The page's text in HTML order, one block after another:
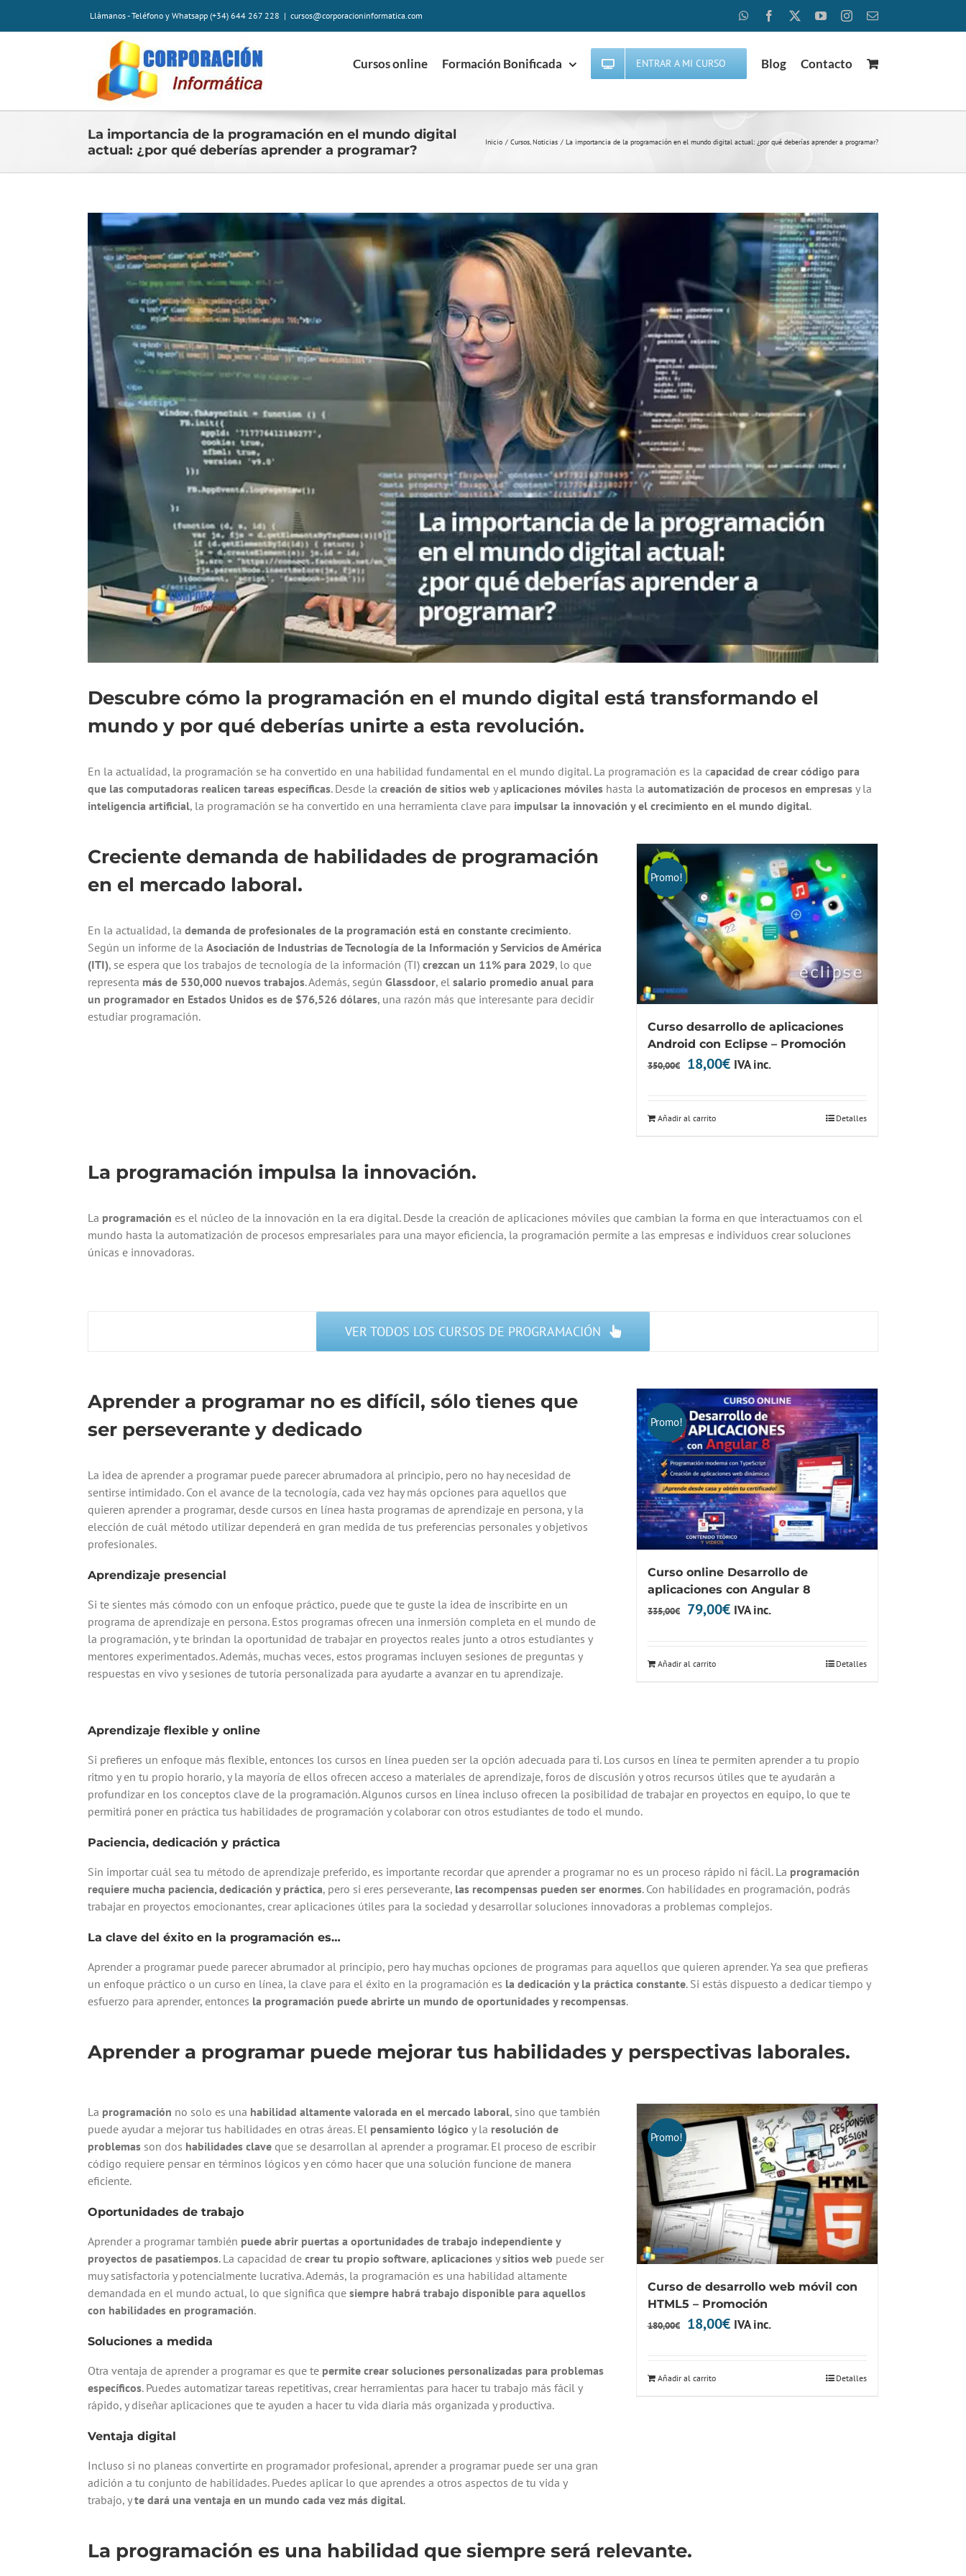
Llámanos - Teléfono y Whatsapp (+34) 644 267 228 | cursos@corporacioninformatica.com WhatsAppFacebook YouTubeInstagramCorreo
Cursos online Formación Bonificada ENTRAR A MI CURSO Blog Contacto
La importancia de la programación en el mundo digital
actual: ¿por qué deberías aprender a programar?
Inicio Cursos Noticias La importancia de la programación en el mundo digital actual: ¿por qué deberías aprender a programar?
Ver
imagen
más
grande
Descubre cómo la programación en el mundo digital está transformando el
mundo y por qué deberías unirte a esta revolución.
En la actualidad, la programación se ha convertido en una habilidad fundamental en el mundo digital. La programación es la capacidad de crear código para
que las computadoras realicen tareas específicas. Desde la creación de sitios web yaplicaciones móvileshasta la automatización de procesos en empresasy la
inteligencia artificial, la programación se ha convertido en una herramienta clave para impulsar la innovación y el crecimiento en el mundo digital.
Creciente demanda de habilidades de programación
en el mercado laboral.
En la actualidad, la demanda de profesionales de la programación está en constante crecimiento.
Según un informe de la Asociación de Industrias de Tecnología de la Información y Servicios de América
(ITI), se espera que los trabajos de tecnología de la información (TI) crezcan un 11% para 2029, lo que
representa más de 530,000 nuevos trabajos. Además, según Glassdoor, el salario promedio anual para
un programador en Estados Unidos es de $76,526 dólares, una razón más que interesante para decidir
estudiar programación.
Promo!
Curso desarrollo de aplicaciones
Android con Eclipse – Promoción
350,00€
El
era:
18,00€ElIVA inc.
Añadir al carrito Detalles
La programación impulsa la innovación.
La programación es el núcleo de la innovación en la era digital. Desde la creación de aplicaciones móviles que cambian la forma en que interactuamos con el
mundo hasta la automatización de procesos empresariales para una mayor eficiencia, la programación permite a las empresas e individuos crear soluciones
únicas e innovadoras.
VER TODOS LOS CURSOS DE PROGRAMACIÓN
Aprender a programar no es difícil, sólo tienes que
ser perseverante y dedicado
La idea de aprender a programar puede parecer abrumadora al principio, pero no hay necesidad de
sentirse intimidado. Con el avance de la tecnología, cada vez hay más opciones para aquellos que
quieren aprender a programar, desde cursos en línea hasta programas de aprendizaje en persona, y la
elección de cuál método utilizar dependerá en gran medida de tus preferencias personales y objetivos
profesionales.
Aprendizaje presencial
Si te sientes más cómodo con un enfoque práctico, puede que te guste la idea de inscribirte en un
programa de aprendizaje en persona. Estos programas ofrecen una inmersión completa en el mundo de
la programación, y te brindan la oportunidad de trabajar en proyectos reales junto a otros estudiantes y
mentores experimentados. Además, muchas veces, estos programas incluyen sesiones de preguntas y
respuestas en vivo y sesiones de tutoría personalizada para ayudarte a avanzar en tu aprendizaje.
Promo!
Curso online Desarrollo de
aplicaciones con Angular 8
335,00€
El
era:
79,00€ElIVA inc.
Añadir al carrito Detalles
Aprendizaje flexible y online
Si prefieres un enfoque más flexible, entonces los cursos en línea pueden ser la opción adecuada para ti. Los cursos en línea te permiten aprender a tu propio
ritmo y en tu propio horario, y la mayoría de ellos ofrecen acceso a materiales de aprendizaje, foros de discusión y otros recursos útiles que te ayudarán a
profundizar en los conceptos clave de la programación. Algunos cursos en línea incluso ofrecen la posibilidad de trabajar en proyectos en equipo, lo que te
permitirá poner en práctica tus habilidades de programación y colaborar con otros estudiantes de todo el mundo.
Paciencia, dedicación y práctica
Sin importar cuál sea tu método de aprendizaje preferido, es importante recordar que aprender a programar no es un proceso rápido ni fácil. La programación
requiere mucha paciencia, dedicación y práctica, pero si eres perseverante, las recompensas pueden ser enormes. Con habilidades en programación, podrás
trabajar en proyectos emocionantes, crear aplicaciones útiles para la sociedad y desarrollar soluciones innovadoras a problemas complejos.
La clave del éxito en la programación es…
Aprender a programar puede parecer abrumador al principio, pero hay muchas opciones de programas para aquellos que quieren aprender. Ya sea que prefieras
un enfoque práctico o un curso en línea, la clave para el éxito en la programación es la dedicación y la práctica constante. Si estás dispuesto a dedicar tiempo y
esfuerzo para aprender, entonces la programación puede abrirte un mundo de oportunidades y recompensas.
Aprender a programar puede mejorar tus habilidades y perspectivas laborales.
La programación no solo es una habilidad altamente valorada en el mercado laboral, sino que también
puede ayudar a mejorar tus habilidades en otras áreas. El pensamiento lógico y la resolución de
problemasson dos habilidades claveque se desarrollan al aprender a programar. El proceso de escribir
código requiere pensar en términos lógicos y en cómo hacer que una solución funcione de manera
eficiente.
Oportunidades de trabajo
Aprender a programar también puede abrir puertas a oportunidades de trabajo independiente y
proyectos de pasatiempos. La capacidad de crear tu propio software, aplicacionesysitios web puede ser
muy satisfactoria y potencialmente lucrativa. Además, la programación es una habilidad altamente
demandada en el mundo actual, lo que significa que siempre habrá trabajo disponible para aquellos
con habilidades en programación.
Soluciones a medida
Otra ventaja de aprender a programar es que te permite crear soluciones personalizadas para problemas
específicos. Puedes automatizar tareas repetitivas, crear herramientas para hacer tu trabajo más fácil y
rápido, y diseñar aplicaciones que te ayuden a hacer tu vida diaria más organizada y productiva.
Ventaja digital
Incluso si no planeas convertirte en programador profesional, aprender a programar puede ser una gran
adición a tu conjunto de habilidades. Puedes aplicar lo que aprendes a otros aspectos de tu vida y
trabajo, yte dará una ventaja en un mundo cada vez más digital.
Promo!
Curso de desarrollo web móvil con
HTML5 – Promoción
180,00€
El
era:
18,00€ElIVA inc.
Añadir al carrito Detalles
La programación es una habilidad que siempre será relevante.